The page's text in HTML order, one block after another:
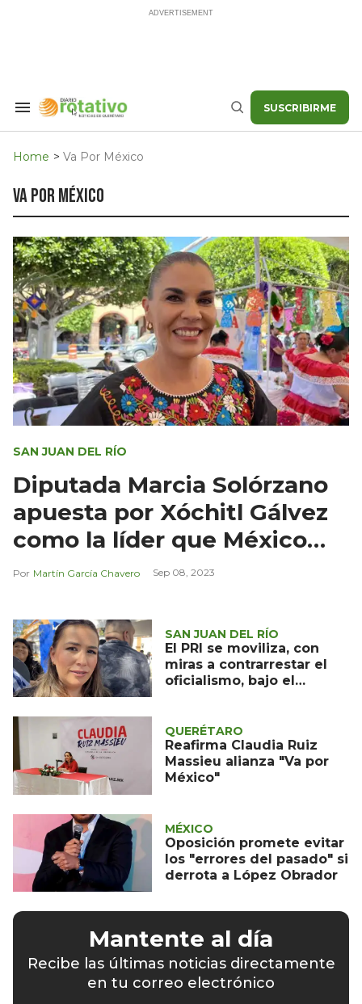
Search
Navigation
Buscar SUSCRIBIRME
Home > Va Por México
va por méxico
SAN JUAN DEL RÍO
Diputada Marcia Solórzano
apuesta por Xóchitl Gálvez
como la líder que México
necesita
Martín García Chavero Sep 08, 2023
SAN JUAN DEL RÍO
El PRI se moviliza, con
miras a contrarrestar el
oficialismo, bajo el
QUERÉTARO
Reafirma Claudia Ruiz
Massieu alianza "Va por
México"
MÉXICO
Oposición promete evitar
los "errores del pasado" si
derrota a López Obrador
Mantente al día
Recibe las últimas noticias directamente
en tu correo electrónico